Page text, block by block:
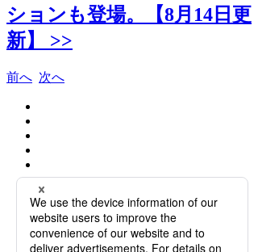
ションも登場。【8月14日更
新】 >>
前へ 次へ